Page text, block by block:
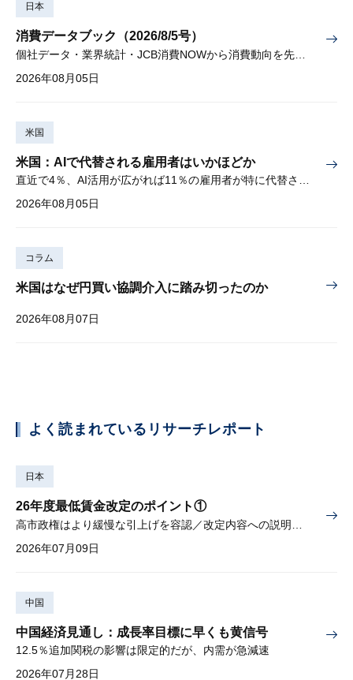
日本
消費データブック（2026/8/5号）
2026年08月05日
米国
米国：AIで代替される雇用者はいかほどか
直近で4％、AI活用が広がれば11％の雇用者が特に代替されやすい
2026年08月05日
コラム
米国はなぜ円買い協調介入に踏み切ったのか
2026年08月07日
よく読まれているリサーチレポート
日本
26年度最低賃金改定のポイント①
2026年07月09日
中国
中国経済見通し：成長率目標に早くも黄信号
12.5％追加関税の影響は限定的だが、内需が急減速
2026年07月28日